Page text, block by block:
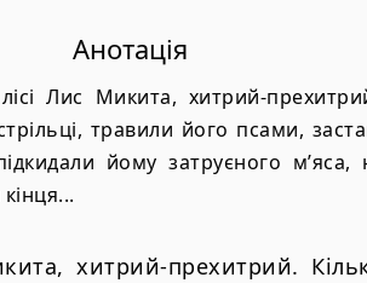
Анотація
Лис Микита, хитрий-
травили його псами,
йому затруєного
хитрий-прехитрий.